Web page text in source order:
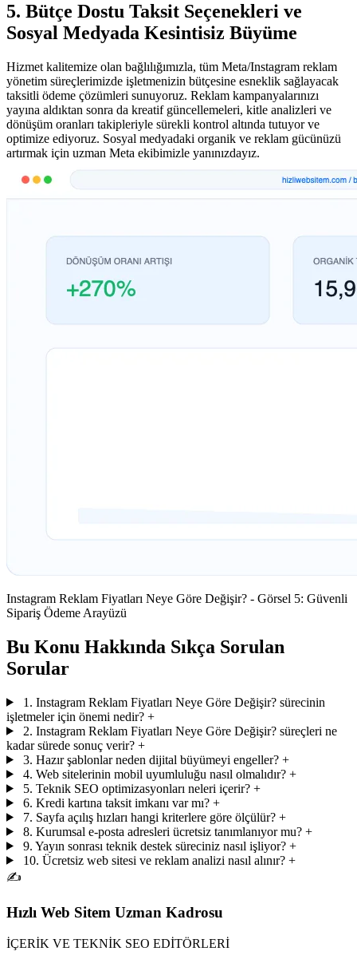
5. Bütçe Dostu Taksit Seçenekleri ve
Sosyal Medyada Kesintisiz Büyüme
Hizmet kalitemize olan bağlılığımızla, tüm Meta/Instagram reklam
yönetim süreçlerimizde işletmenizin bütçesine esneklik sağlayacak
taksitli ödeme çözümleri sunuyoruz. Reklam kampanyalarınızı
yayına aldıktan sonra da kreatif güncellemeleri, kitle analizleri ve
dönüşüm oranları takipleriyle sürekli kontrol altında tutuyor ve
optimize ediyoruz. Sosyal medyadaki organik ve reklam gücünüzü
artırmak için uzman Meta ekibimizle yanınızdayız.
Instagram Reklam Fiyatları Neye Göre Değişir? - Görsel 5: Güvenli
Sipariş Ödeme Arayüzü
Bu Konu Hakkında Sıkça Sorulan
Sorular
1. Instagram Reklam Fiyatları Neye Göre Değişir? sürecinin
işletmeler için önemi nedir? +
2. Instagram Reklam Fiyatları Neye Göre Değişir? süreçleri ne
kadar sürede sonuç verir? +
3. Hazır şablonlar neden dijital büyümeyi engeller? +
4. Web sitelerinin mobil uyumluluğu nasıl olmalıdır? +
5. Teknik SEO optimizasyonları neleri içerir? +
6. Kredi kartına taksit imkanı var mı? +
7. Sayfa açılış hızları hangi kriterlere göre ölçülür? +
8. Kurumsal e-posta adresleri ücretsiz tanımlanıyor mu? +
9. Yayın sonrası teknik destek süreciniz nasıl işliyor? +
10. Ücretsiz web sitesi ve reklam analizi nasıl alınır? +
✍️
Hızlı Web Sitem Uzman Kadrosu
İÇERİK VE TEKNİK SEO EDİTÖRLERİ